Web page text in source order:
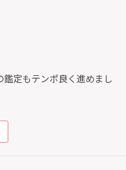
定もテンポ良く進めまし